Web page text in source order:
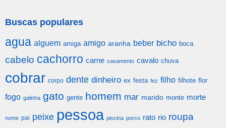
Buscas populares
agua alguem amiga amigo aranha beber bicho boca
cabelo cachorro carne casamento cavalo chuva
cobrar corpo dente dinheiro ex festa fez filho filhote flor
fogo galinha gato gente homem mar marido monte morte
nome pai peixe pessoa piscina porco rato rio roupa